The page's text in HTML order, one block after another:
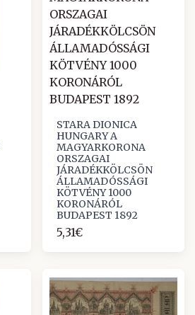
STARA DIONICA
HUNGARY A
MAGYARKORONA
ORSZAGAI
JÁRADÉKKÖLCSÖN
ÁLLAMADÓSSÁGI
KÖTVÉNY 1000
KORONÁRÓL
BUDAPEST 1892
5,31€